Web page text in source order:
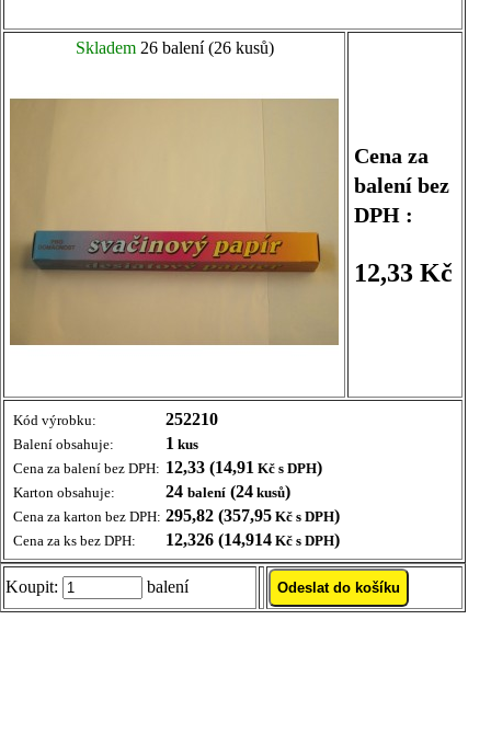
Skladem26 balení (26 kusů)
Cena za
balení bez
DPH :
12,33 Kč
Kód výrobku: 252210
Balení obsahuje: 1 kus
Cena za balení bez DPH: 12,33 (14,91 Kč s DPH)
Karton obsahuje: 24 balení (24 kusů)
Cena za karton bez DPH: 295,82 (357,95 Kč s DPH)
Cena za ks bez DPH: 12,326 (14,914 Kč s DPH)
Koupit: balení